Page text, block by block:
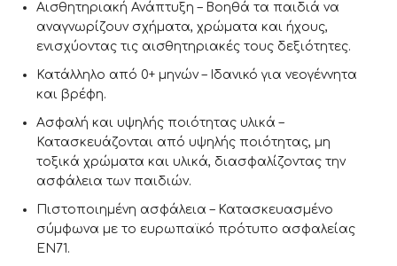
Αισθητηριακή Ανάπτυξη – Βοηθά τα παιδιά να
αναγνωρίζουν σχήματα, χρώματα και ήχους,
ενισχύοντας τις αισθητηριακές τους δεξιότητες.
Κατάλληλο από 0+ μηνών – Ιδανικό για νεογέννητα
και βρέφη.
Ασφαλή και υψηλής ποιότητας υλικά –
Κατασκευάζονται από υψηλής ποιότητας, μη
τοξικά χρώματα και υλικά, διασφαλίζοντας την
ασφάλεια των παιδιών.
Πιστοποιημένη ασφάλεια – Κατασκευασμένο
σύμφωνα με το ευρωπαϊκό πρότυπο ασφαλείας
EN71.